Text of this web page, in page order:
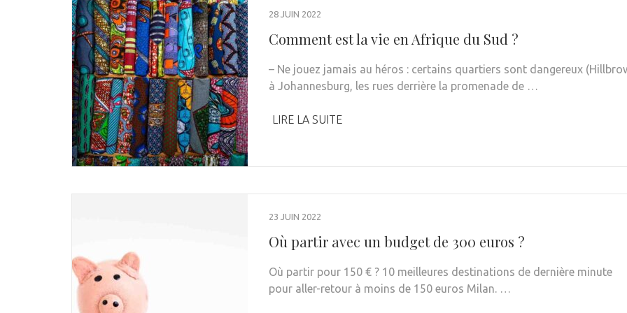
28 JUIN 2022
Comment est la vie en Afrique du Sud ?
– Ne jouez jamais au héros : certains quartiers sont dangereux
à Johannesburg, les rues derrière la promenade de …
LIRE LA SUITE
23 JUIN 2022
Où partir avec un budget de 300 euros ?
Où partir pour 150 € ? 10 meilleures destinations de dernière minute
pour aller-retour à moins de 150 euros Milan. …